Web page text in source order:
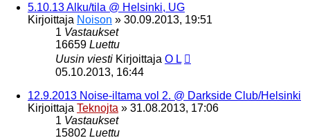
5.10.13 Alku/tila @ Helsinki, UG
Kirjoittaja Noison » 30.09.2013, 19:51
1 Vastaukset
16659 Luettu
Uusin viesti Kirjoittaja O L
05.10.2013, 16:44
12.9.2013 Noise-iltama vol 2. @ Darkside Club/Helsinki
Kirjoittaja Teknojta » 31.08.2013, 17:06
1 Vastaukset
15802 Luettu